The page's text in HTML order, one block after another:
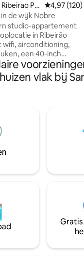
Pr
4,97 (120)
de wijk Nobre
studio-appartement
in Ribeirão
airconditioning,
een 40-inch
fitnessruimte in
een airfryer, een
een complete
beste locatie in de
Presidente Vargas,
het winkelcentrum
bij de beste parken,
vlak bij
Gratis